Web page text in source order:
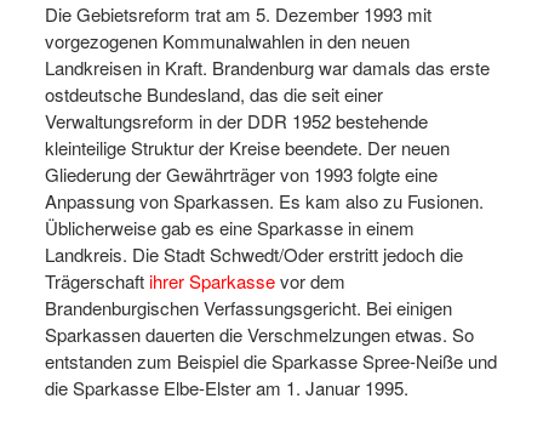
Die Gebietsreform trat am 5. Dezember 1993 mit
vorgezogenen Kommunalwahlen in den neuen
Landkreisen in Kraft. Brandenburg war damals das erste
ostdeutsche Bundesland, das die seit einer
Verwaltungsreform in der DDR 1952 bestehende
kleinteilige Struktur der Kreise beendete. Der neuen
Gliederung der Gewährträger von 1993 folgte eine
Anpassung von Sparkassen. Es kam also zu Fusionen.
Üblicherweise gab es eine Sparkasse in einem
Landkreis. Die Stadt Schwedt/Oder erstritt jedoch die
Trägerschaftihrer Sparkassevor dem
Brandenburgischen Verfassungsgericht. Bei einigen
Sparkassen dauerten die Verschmelzungen etwas. So
entstanden zum Beispiel die Sparkasse Spree-Neiße und
die Sparkasse Elbe-Elster am 1. Januar 1995.